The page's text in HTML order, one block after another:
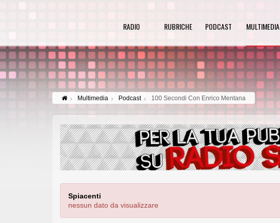
RADIO RUBRICHE PODCAST MULTIMEDIA
Multimedia Podcast 100 Secondi Con Enrico Mentana
Spiacenti
nessun dato da visualizzare